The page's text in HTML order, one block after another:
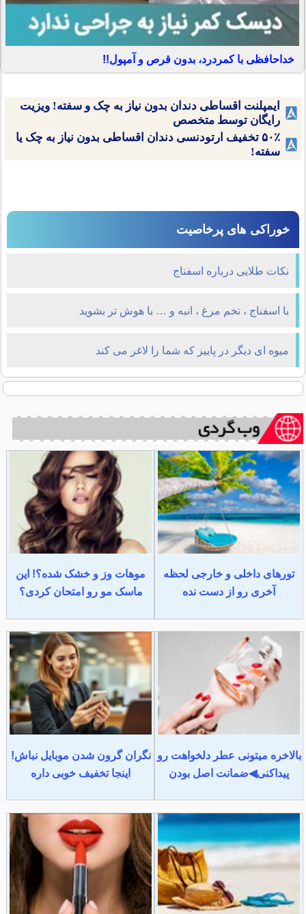
خداحافظی با کمردرد، بدون قرص و آمپول!!
ایمپلنت اقساطی دندان بدون نیاز به چک و سفته! ویزیت
رایگان توسط متخصص
۵۰٪ تخفیف ارتودنسی دندان اقساطی بدون نیاز به چک یا
سفته!
خوراکی های پرخاصیت
نکات طلایی درباره اسفناج
با اسفناج ، تخم مرغ ، انبه و … با هوش تر بشوید
میوه ای دیگر در پاییز که شما را لاغر می کند
تورهای داخلی و خارجی لحظه
آخری رو از دست نده
موهات وز و خشک شده؟! این
ماسک مو رو امتحان کردی؟
بالاخره میتونی عطر دلخواهت رو
پیداکنی◀ضمانت اصل بودن
نگران گرون شدن موبایل نباش!
اینجا تخفیف خوبی داره